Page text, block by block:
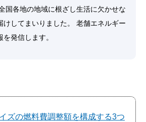
国各地の地域に根ざし生活に欠かせな
けしてまいりました。 老舗エネルギー
発信します。
ズの燃料費調整額を構成する3つ